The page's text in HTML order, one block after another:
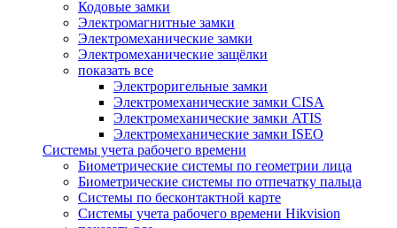
Кодовые замки
Электромагнитные замки
Электромеханические замки
Электромеханические защёлки
показать все
Электроригельные замки
Электромеханические замки CISA
Электромеханические замки ATIS
Электромеханические замки ISEO
Системы учета рабочего времени
Биометрические системы по геометрии лица
Биометрические системы по отпечатку пальца
Системы по бесконтактной карте
Системы учета рабочего времени Hikvision